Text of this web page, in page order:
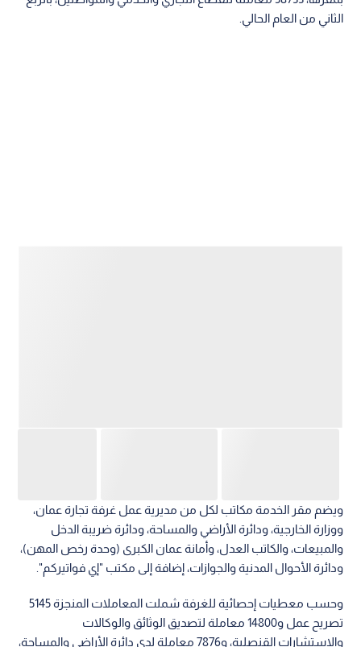
الثاني من العام الحالي.
ويضم مقر الخدمة مكاتب لكل من مديرية عمل غرفة تجارة عمان،
ووزارة الخارجية، ودائرة الأراضي والمساحة، ودائرة ضريبة الدخل
والمبيعات، والكاتب العدل، وأمانة عمان الكبرى (وحدة رخص المهن)،
ودائرة الأحوال المدنية والجوازات، إضافة إلى مكتب "إي فواتيركم".
وحسب معطيات إحصائية للغرفة شملت المعاملات المنجزة 5145
تصريح عمل و14800 معاملة لتصديق الوثائق والوكالات
والاستشارات القنصلية، و7876 معاملة لدى دائرة الأراضي والمساحة،